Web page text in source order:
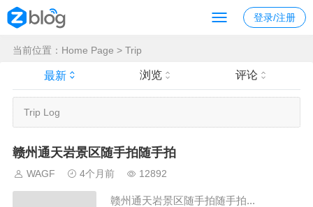
登录/注册
当前位置： Home Page > Trip
最新 浏览 评论
Trip Log
赣州通天岩景区随手拍随手拍
WAGF 4个月前 12892
赣州通天岩景区随手拍随手拍...